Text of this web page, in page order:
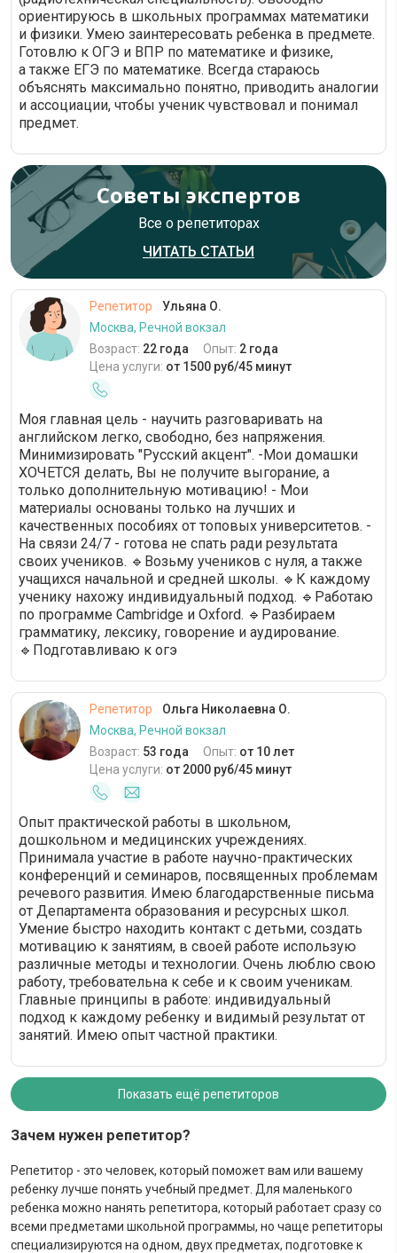
ориентируюсь в школьных программах математики
и физики. Умею заинтересовать ребенка в предмете.
Готовлю к ОГЭ и ВПР по математике и физике,
а также ЕГЭ по математике. Всегда стараюсь
объяснять максимально понятно, приводить аналогии
и ассоциации, чтобы ученик чувствовал и понимал
предмет.
Советы экспертов
Все о репетиторах
ЧИТАТЬ СТАТЬИ
Репетитор
Ульяна О.
Москва, Речной вокзал
Возраст: 22 года Опыт: 2 года
Цена услуги: от 1500 руб/45 минут
Моя главная цель - научить разговаривать на
английском легко, свободно, без напряжения.
Минимизировать "Русский акцент". -Мои домашки
ХОЧЕТСЯ делать, Вы не получите выгорание, а
только дополнительную мотивацию! - Мои
материалы основаны только на лучших и
качественных пособиях от топовых университетов. -
На связи 24/7 - готова не спать ради результата
своих учеников. 🔹Возьму учеников с нуля, а также
учащихся начальной и средней школы. 🔹К каждому
ученику нахожу индивидуальный подход. 🔹Работаю
по программе Cambridge и Oxford. 🔹Разбираем
грамматику, лексику, говорение и аудирование.
🔹Подготавливаю к огэ
Репетитор
Ольга Николаевна О.
Москва, Речной вокзал
Возраст: 53 года Опыт: от 10 лет
Цена услуги: от 2000 руб/45 минут
Опыт практической работы в школьном,
дошкольном и медицинских учреждениях.
Принимала участие в работе научно-практических
конференций и семинаров, посвященных проблемам
речевого развития. Имею благодарственные письма
от Департамента образования и ресурсных школ.
Умение быстро находить контакт с детьми, создать
мотивацию к занятиям, в своей работе использую
различные методы и технологии. Очень люблю свою
работу, требовательна к себе и к своим ученикам.
Главные принципы в работе: индивидуальный
подход к каждому ребенку и видимый результат от
занятий. Имею опыт частной практики.
Показать ещё репетиторов
Зачем нужен репетитор?
Репетитор - это человек, который поможет вам или вашему
ребенку лучше понять учебный предмет. Для маленького
ребенка можно нанять репетитора, который работает сразу со
всеми предметами школьной программы, но чаще репетиторы
специализируются на одном, двух предметах, подготовке к